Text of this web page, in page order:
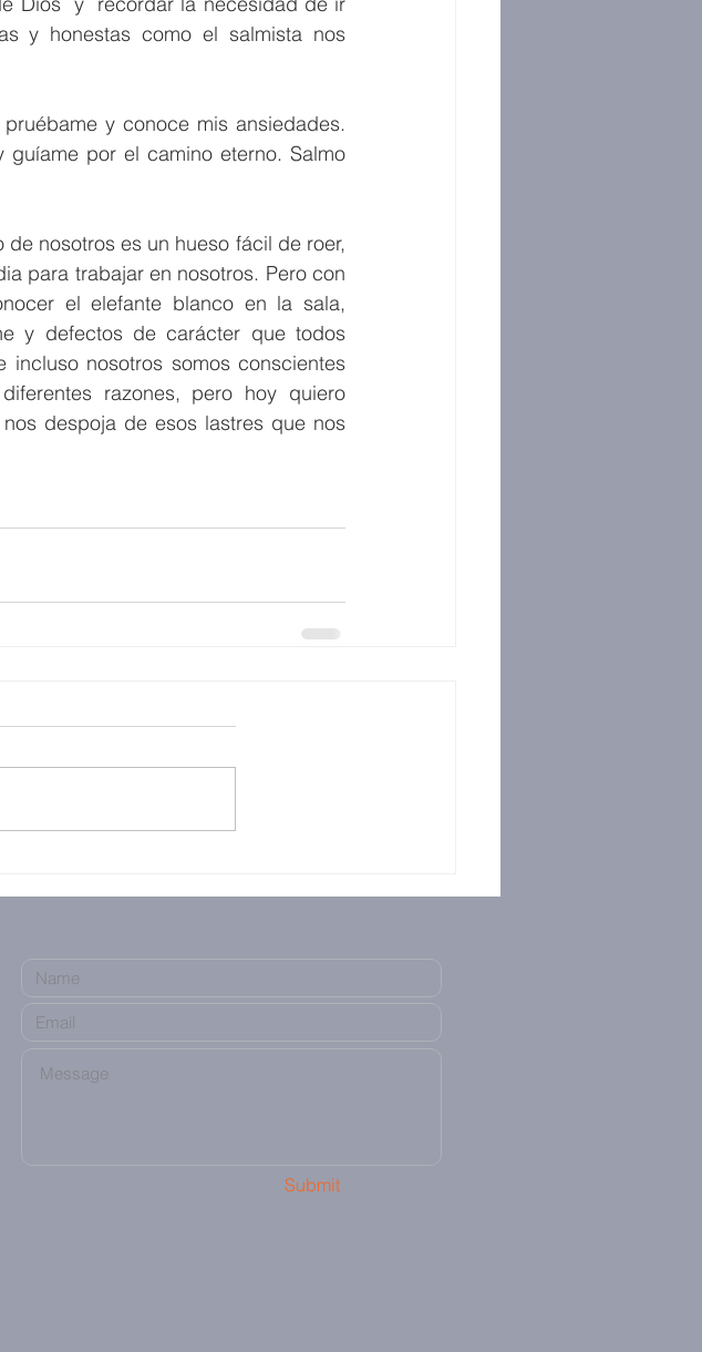
y honestas como el salmista nos
y conoce mis ansiedades.
por el camino eterno. Salmo
nosotros es un hueso fácil de roer,
para trabajar en nosotros. Pero con
el elefante blanco en la sala,
y defectos de carácter que todos
nosotros somos conscientes
razones, pero hoy quiero
despoja de esos lastres que nos
Submit